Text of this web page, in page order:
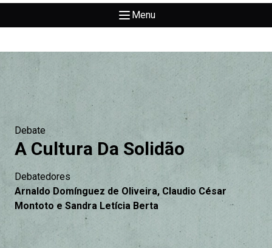
Menu
Debate
A Cultura Da Solidão
Debatedores
Arnaldo Domínguez de Oliveira, Claudio César
Montoto e Sandra Letícia Berta